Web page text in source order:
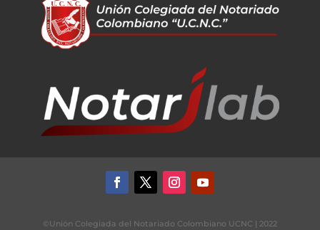
©Unión Colegiada del Notariado Colombiano UCNC | 2022